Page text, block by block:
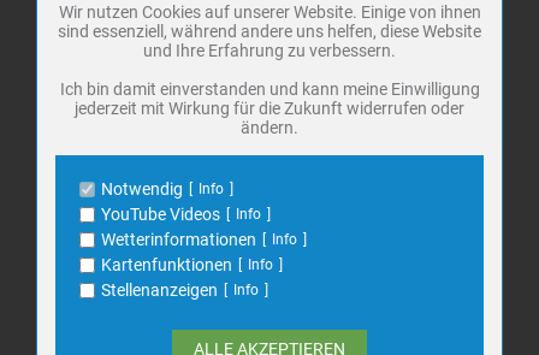
Stadt Bad
Frankenhausen
Markt 1
06567 Bad Frankenhausen
Telefon: 034671 7 20 0
E-Mail:info@bad-frankenhausen.de
Search
for:
Name
PHP Session Cookie
Anbieter
Eigentümer dieser Website
Schutz
Cookie Name
PHPSESSID, fe_typo_user
Name
Cookiespeicherung Entscheidungscookie
Anbieter
Eigentümer dieser Website
Zweck
Speichert die Einstellungen der Besucher
bezüglich der Speicherung von Cookies.
Cookie Name
dywc
1 Jahr
Wir nutzen Cookies auf unserer Website. Einige von ihnen
sind essenziell, während andere uns helfen, diese Website
und Ihre Erfahrung zu verbessern.
Ich bin damit einverstanden und kann meine Einwilligung
jederzeit mit Wirkung für die Zukunft widerrufen oder
ändern.
Notwendig Info
YouTube Videos Info
Wetterinformationen Info
Kartenfunktionen Info
Stellenanzeigen Info
ALLE AKZEPTIEREN